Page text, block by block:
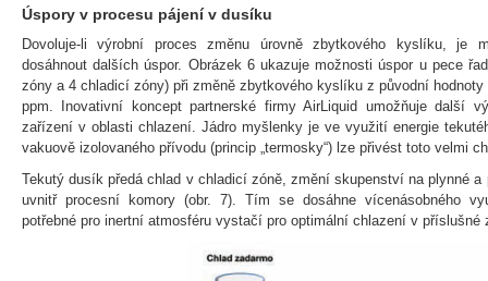
Úspory v procesu pájení v dusíku
Dovoluje-li výrobní proces změnu úrovně zbytkového kyslíku, je
dosáhnout dalších úspor. Obrázek 6 ukazuje možnosti úspor u pece
zóny a 4 chladicí zóny) při změně zbytkového kyslíku z původní hodnoty
ppm. Inovativní koncept partnerské firmy AirLiquid umožňuje další
zařízení v oblasti chlazení. Jádro myšlenky je ve využití energie
vakuově izolovaného přívodu (princip „termosky“) lze přivést toto velmi
Tekutý dusík předá chlad v chladicí zóně, změní skupenství na plynné a
uvnitř procesní komory (obr. 7). Tím se dosáhne vícenásobného
potřebné pro inertní atmosféru vystačí pro optimální chlazení v příslušné